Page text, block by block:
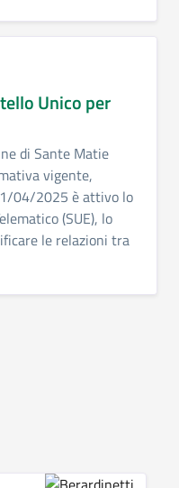
Unico per
di Sante Matie
vigente,
04/2025 è attivo lo
(SUE), lo
le relazioni tra